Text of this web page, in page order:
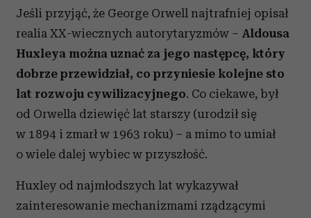
Jeśli przyjąć, że George Orwell najtrafniej opisał
realia XX-wiecznych autorytaryzmów – Aldousa
Huxleya można uznać za jego następcę, który
dobrze przewidział, co przyniesie kolejne sto
lat rozwoju cywilizacyjnego. Co ciekawe, był
od Orwella dziewięć lat starszy (urodził się
w 1894 i zmarł w 1963 roku) – a mimo to umiał
o wiele dalej wybiec w przyszłość.
Huxley od najmłodszych lat wykazywał
zainteresowanie mechanizmami rządzącymi